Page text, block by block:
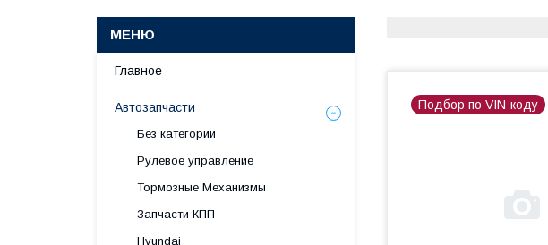
Подбор по VIN-коду
Главное
Автозапчасти
Без категории
Рулевое управление
Тормозные Механизмы
Запчасти КПП
Hyundai